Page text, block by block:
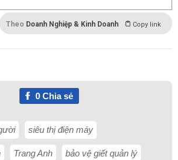
Theo Doanh Nghiệp & Kinh Doanh Copy link
0Chia sẻ
siêu thị điện máy
Trang Anh bảo vệ giết quản lý